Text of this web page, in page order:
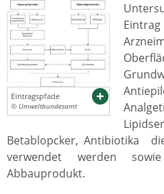
Eintragspfade
© Umweltbundesamt
Betablopcker, Antibiotika
verwendet werden
Abbauprodukt.